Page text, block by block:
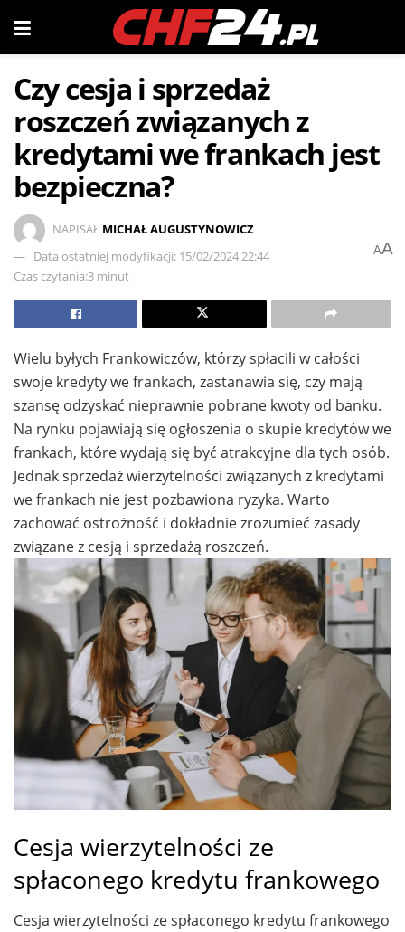
Czy cesja i sprzedaż
roszczeń związanych z
kredytami we frankach jest
bezpieczna?
NAPISAŁ MICHAŁ AUGUSTYNOWICZ
Data ostatniej modyfikacji: 15/02/2024 22:44
Czas czytania:3 minut
AA
Wielu byłych Frankowiczów, którzy spłacili w całości
swoje kredyty we frankach, zastanawia się, czy mają
szansę odzyskać nieprawnie pobrane kwoty od banku.
Na rynku pojawiają się ogłoszenia o skupie kredytów we
frankach, które wydają się być atrakcyjne dla tych osób.
Jednak sprzedaż wierzytelności związanych z kredytami
we frankach nie jest pozbawiona ryzyka. Warto
zachować ostrożność i dokładnie zrozumieć zasady
związane z cesją i sprzedażą roszczeń.
Cesja wierzytelności ze
spłaconego kredytu frankowego
Cesja wierzytelności ze spłaconego kredytu frankowego